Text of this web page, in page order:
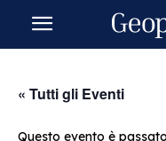
« Tutti gli Eventi
Questo evento è